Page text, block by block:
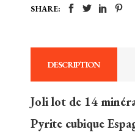
SHARE:
DESCRIPTION
Joli lot de 14
Pyrite cubique